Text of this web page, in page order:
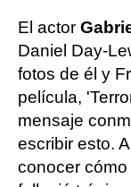
El actor
Daniel Day-
fotos de él y
película,
mensaje
escribir esto.
conocer cómo